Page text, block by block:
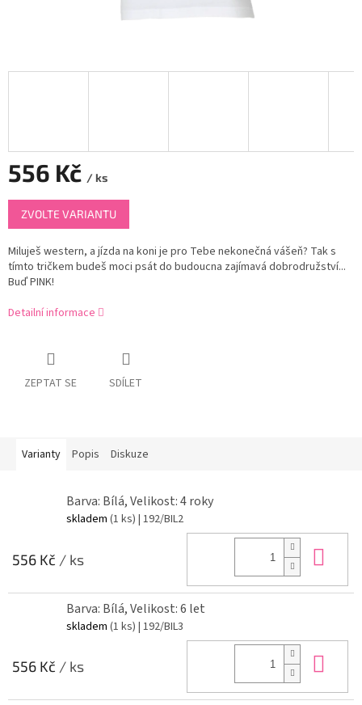
556 Kč / ks
Měrná
cena:
ZVOLTE VARIANTU
Miluješ western, a jízda na koni je pro Tebe nekonečná vášeň? Tak s
tímto tričkem budeš moci psát do budoucna zajímavá dobrodružství...
Buď PINK!
Detailní informace
ZEPTAT SE SDÍLET
Varianty Popis Diskuze
Barva: Bílá, Velikost: 4 roky
skladem (1 ks) | 192/BIL2
556 Kč / ks
Barva: Bílá, Velikost: 6 let
skladem (1 ks) | 192/BIL3
556 Kč / ks